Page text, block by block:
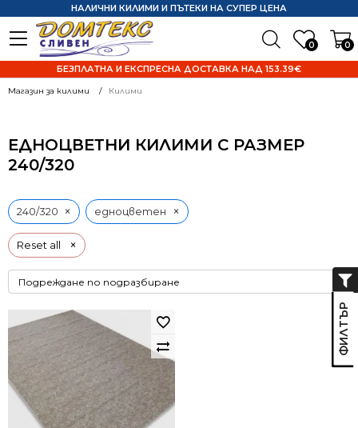
0 0
НАЛИЧНИ КИЛИМИ И ПЪТЕКИ НА СУПЕР ЦЕНА
БЕЗПЛАТНА И ЕКСПРЕСНА ДОСТАВКА НАД 153.39€
Магазин за килими Килими
ЕДНОЦВЕТНИ КИЛИМИ С РАЗМЕР
240/320
Reset all ×
240/320 × едноцветен ×